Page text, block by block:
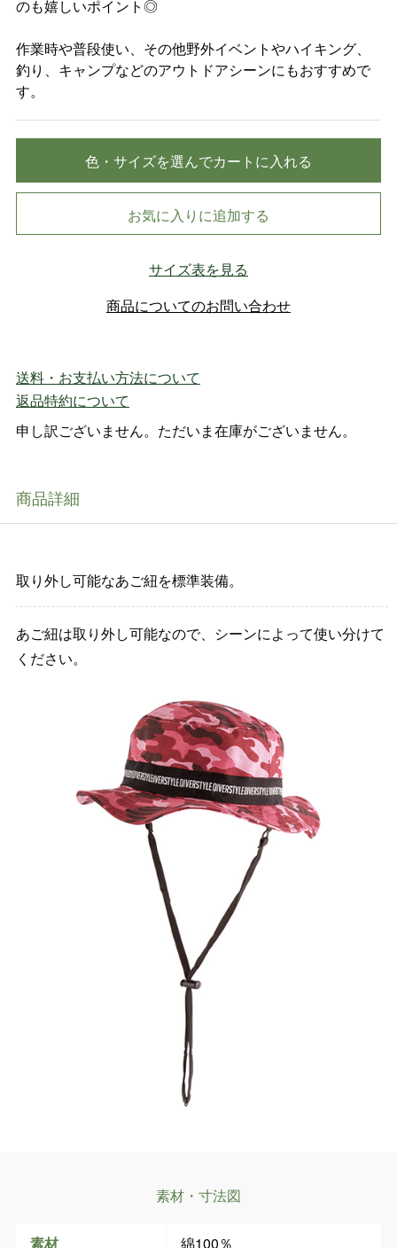
のも嬉しいポイント◎
作業時や普段使い、その他野外イベントやハイキング、
釣り、キャンプなどのアウトドアシーンにもおすすめで
す。
色・サイズを選んでカートに入れる
お気に入りに追加する
サイズ表を見る
商品についてのお問い合わせ
送料・お支払い方法について
返品特約について
申し訳ございません。ただいま在庫がございません。
商品詳細
取り外し可能なあご紐を標準装備。
あご紐は取り外し可能なので、シーンによって使い分けて
ください。
素材・寸法図
素材 綿100％